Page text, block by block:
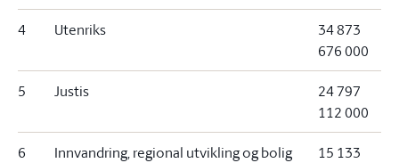
4 Utenriks
34 873
676 000
5 Justis
24 797
112 000
6 Innvandring, regional utvikling og bolig
15 133